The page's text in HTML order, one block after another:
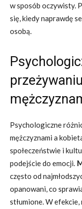
w sposób oczywisty.
się, kiedy naprawdę
osobą.
Psychologiczne
mężczyznami a
społeczeństwie i
podejście do emocji.
często od
opanowani, co
stłumione. W